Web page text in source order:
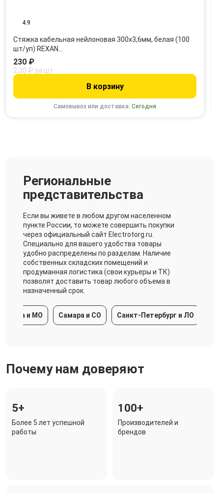
4.9
Стяжка кабельная нейлоновая 300x3,6мм, белая (100
шт/уп) REXAN…
Самовывоз или доставка:Сегодня
230 ₽
2.30 ₽ за шт
В корзину
Региональные
представительства
Если вы живете в любом другом населенном
пункте России, то можете совершить покупки
через официальный сайт Electrotorg.ru.
Специально для вашего удобства товары
удобно распределены по разделам. Наличие
собственных складских помещений и
продуманная логистика (свои курьеры и ТК)
позволят доставить товар любого объема в
назначенный срок.
и МО Самара и СО Санкт-Петербург и ЛО
Почему нам доверяют
5+
Более 5 лет успешной
работы
100+
Производителей и
брендов